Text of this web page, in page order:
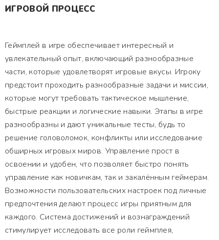
ИГРОВОЙ ПРОЦЕСС
Геймплей в игре обеспечивает интересный и
увлекательный опыт, включающий разнообразные
части, которые удовлетворят игровые вкусы. Игроку
предстоит проходить разнообразные задачи и миссии,
которые могут требовать тактическое мышление,
быстрые реакции и логические навыки. Этапы в игре
разнообразны и дают уникальные тесты, будь то
решение головоломок, конфликты или исследование
обширных игровых миров. Управление прост в
освоении и удобен, что позволяет быстро понять
управление как новичкам, так и закалённым геймерам.
Возможности пользовательских настроек под личные
предпочтения делают процесс игры приятным для
каждого. Система достижений и вознаграждений
стимулирует исследовать все роли геймплея,